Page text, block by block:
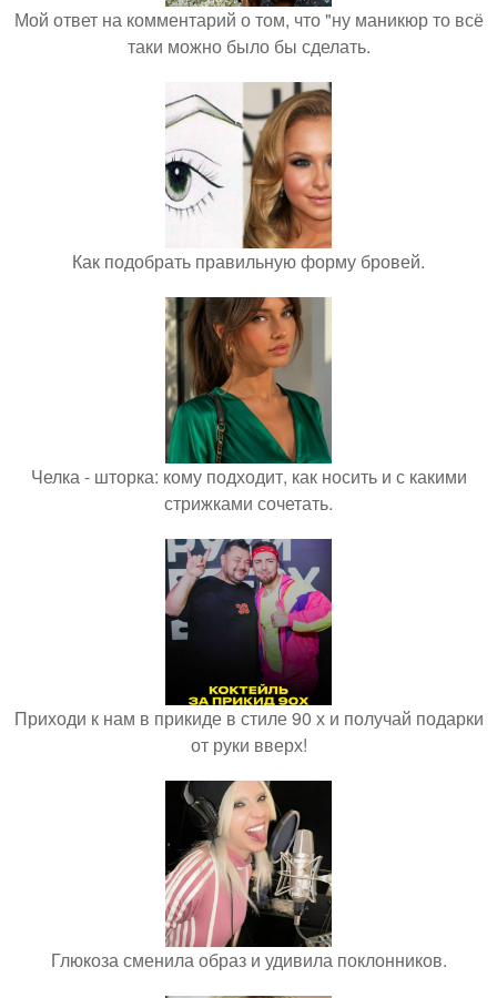
Мой ответ на комментарий о том, что "ну маникюр то всё
таки можно было бы сделать.
Как подобрать правильную форму бровей.
Челка - шторка: кому подходит, как носить и с какими
стрижками сочетать.
Приходи к нам в прикиде в стиле 90 х и получай подарки
от руки вверх!
Глюкоза сменила образ и удивила поклонников.